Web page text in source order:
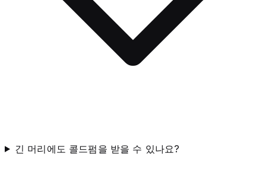
긴 머리에도 콜드펌을 받을 수 있나요?